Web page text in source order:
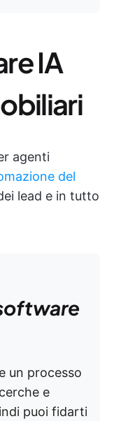
IA
agenti
del
lead e in tutto
un processo
e
puoi fidarti